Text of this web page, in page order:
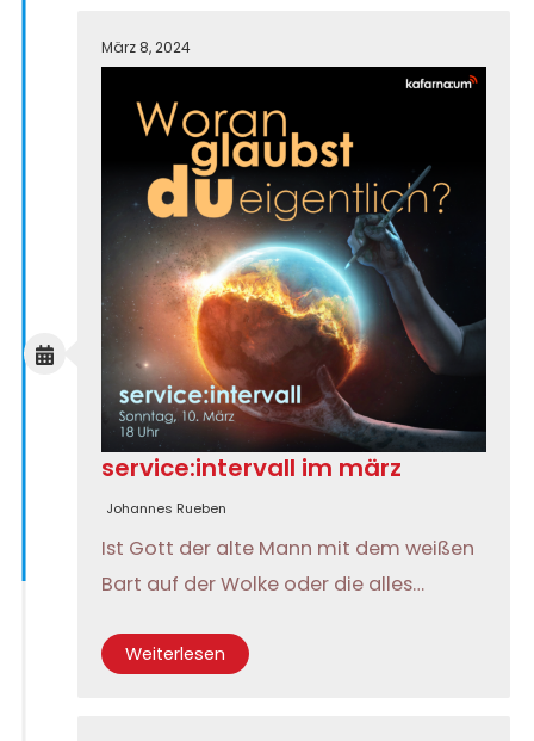
März 8, 2024
service:intervall im märz
Johannes Rueben
Ist Gott der alte Mann mit dem weißen
Bart auf der Wolke oder die alles…
Weiterlesen